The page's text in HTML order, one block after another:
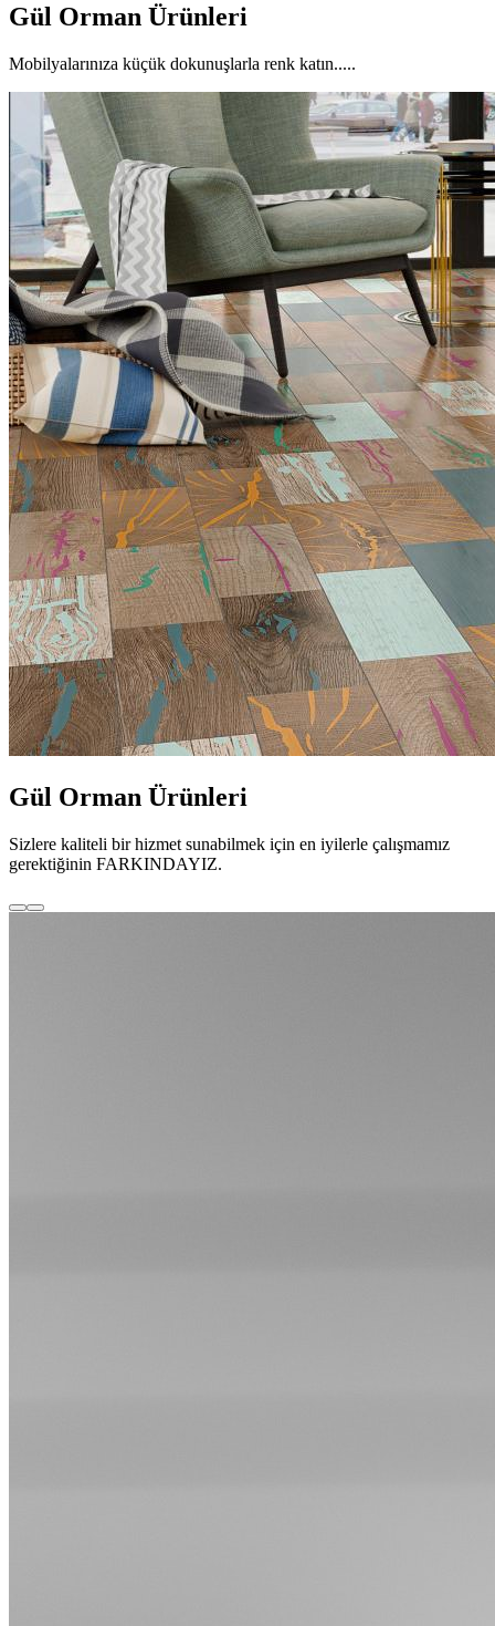
Gül Orman Ürünleri
Mobilyalarınıza küçük dokunuşlarla renk katın.....
Gül Orman Ürünleri
Sizlere kaliteli bir hizmet sunabilmek için en iyilerle çalışmamız
gerektiğinin FARKINDAYIZ.